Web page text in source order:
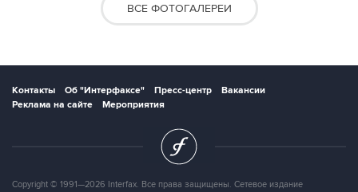
ВСЕ ФОТОГАЛЕРЕИ
Контакты Об "Интерфаксе" Пресс-центр
Вакансии
Реклама на сайте
Мероприятия
Copyright © 1991—2026 Interfax. Все права защищены. Сетевое издание